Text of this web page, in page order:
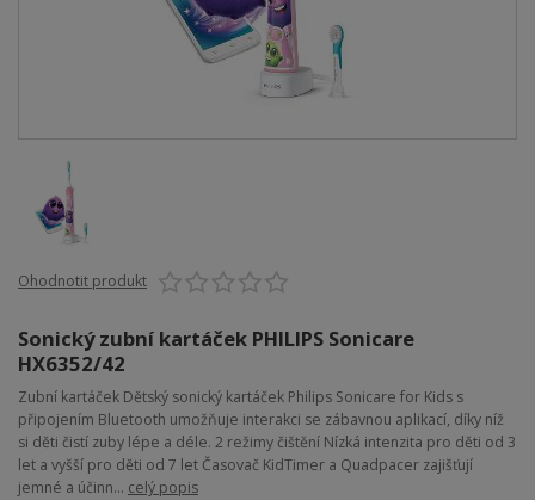
Ohodnotit produkt
Sonický zubní kartáček PHILIPS Sonicare
HX6352/42
Zubní kartáček Dětský sonický kartáček Philips Sonicare for Kids s
připojením Bluetooth umožňuje interakci se zábavnou aplikací, díky níž
si děti čistí zuby lépe a déle. 2 režimy čištění Nízká intenzita pro děti od 3
let a vyšší pro děti od 7 let Časovač KidTimer a Quadpacer zajišťují
jemné a účinn... celý popis